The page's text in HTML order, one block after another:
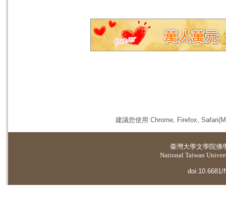
建議您使用 Chrome, Firefox,
臺灣大學文學院佛
National Taiwan
doi:10.6681/